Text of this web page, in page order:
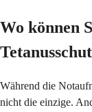
Wo können
Während die
nicht die einzige.